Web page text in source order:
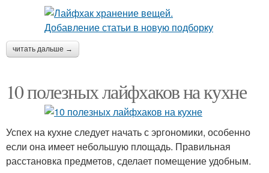
читать дальше →
10 полезных лайфхаков на кухне
Успех на кухне следует начать с эргономики, особенно
если она имеет небольшую площадь. Правильная
расстановка предметов, сделает помещение удобным.